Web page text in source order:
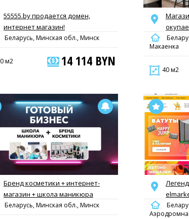
55555.by продается домен,
интернет магазин!
Беларусь, Минская обл., Минск
0 м2 14 114 BYN
Макаенка
40 м2
Бpeнд кocмeтики + интepнeт-
мaгaзин + шкoлa маникюра
Беларусь, Минская обл., Минск